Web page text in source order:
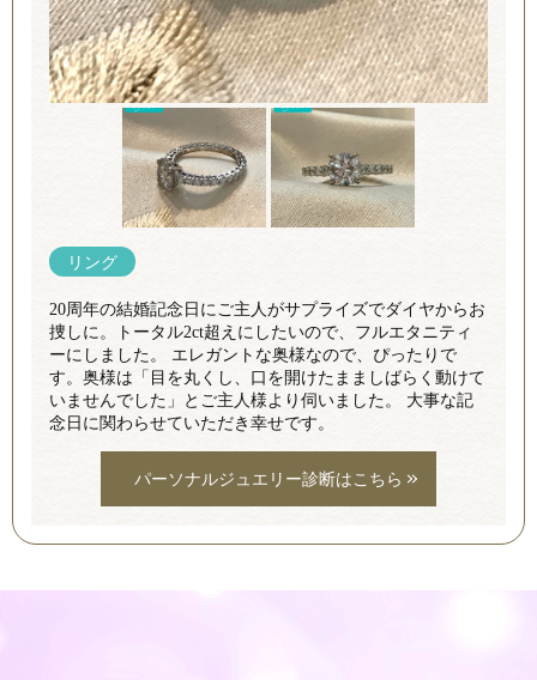
リング
20周年の結婚記念日にご主人がサプライズでダイヤからお
捜しに。トータル2ct超えにしたいので、フルエタニティ
ーにしました。 エレガントな奥様なので、ぴったりで
す。奥様は「目を丸くし、口を開けたまましばらく動けて
いませんでした」とご主人様より伺いました。 大事な記
念日に関わらせていただき幸せです。
パーソナルジュエリー診断はこちら